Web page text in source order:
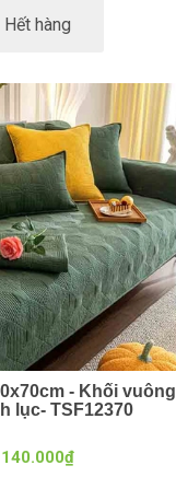
Hết hàng
- Khối vuông
lục- TSF12370
140.000₫